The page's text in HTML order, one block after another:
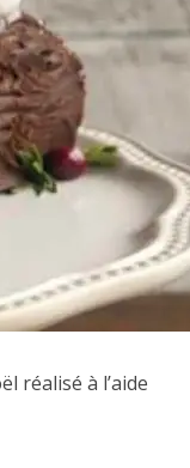
réalisé à l’aide